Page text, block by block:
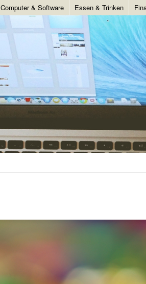
Computer & Software Essen & Trinken